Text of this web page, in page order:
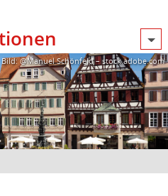
Bild: @Manuel Schönfeld – stock.adobe.com